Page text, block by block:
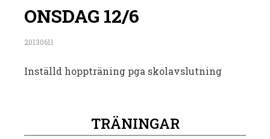
ONSDAG 12/6
20130611
Inställd hoppträning pga skolavslutning
TRÄNINGAR